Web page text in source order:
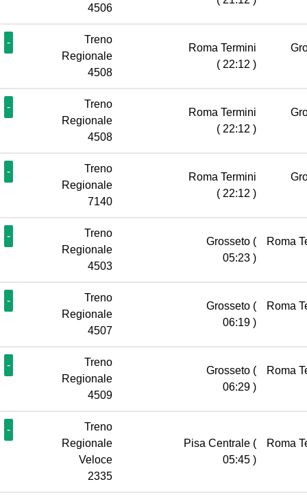
4506
-
Treno
Regionale
4508
Roma Termini
( 22:12 )
-
Treno
Regionale
4508
Roma Termini
( 22:12 )
-
Treno
Regionale
7140
Roma Termini
( 22:12 )
-
Treno
Regionale
4503
Grosseto (
05:23 )
Roma
-
Treno
Regionale
4507
Grosseto (
06:19 )
Roma
-
Treno
Regionale
4509
Grosseto (
06:29 )
Roma
-
Treno
Regionale
Veloce
2335
Pisa Centrale (
05:45 )
Roma